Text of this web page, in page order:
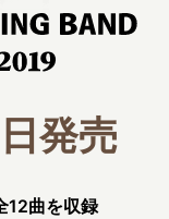
LIVE
発売
12曲を収録